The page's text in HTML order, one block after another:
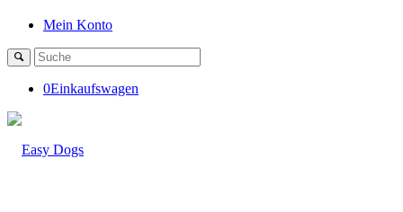
Mein Konto
0Einkaufswagen